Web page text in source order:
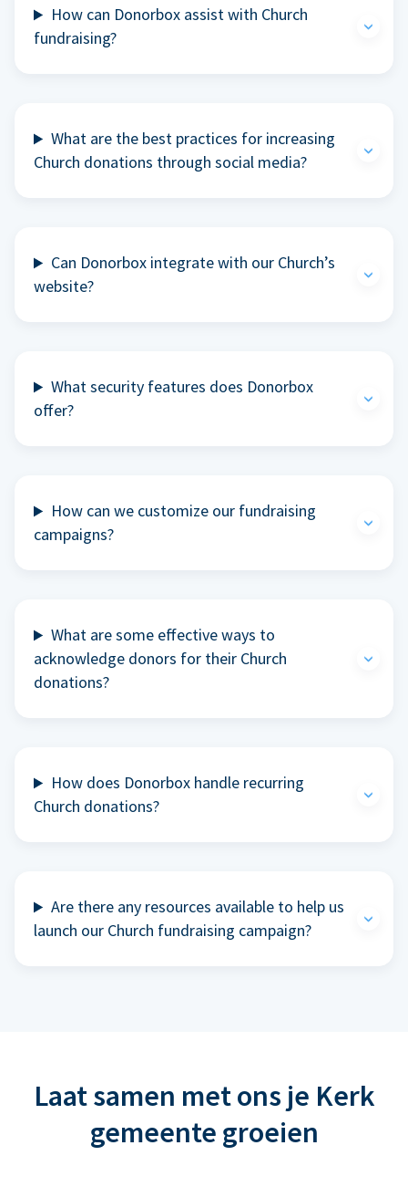
How can Donorbox assist with Church
fundraising?
What are the best practices for increasing
Church donations through social media?
Can Donorbox integrate with our Church’s
website?
What security features does Donorbox
offer?
How can we customize our fundraising
campaigns?
What are some effective ways to
acknowledge donors for their Church
donations?
How does Donorbox handle recurring
Church donations?
Are there any resources available to help us
launch our Church fundraising campaign?
Laat samen met ons je Kerk
gemeente groeien